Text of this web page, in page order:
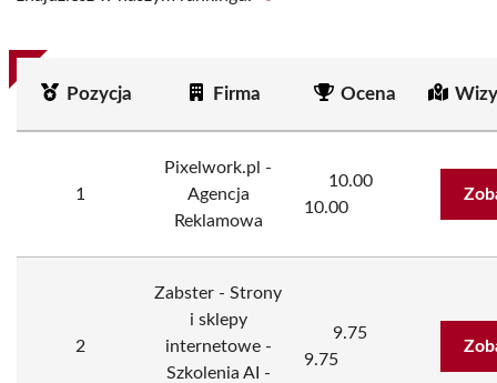
Pozycja Firma Ocena
1
Pixelwork.pl -
Agencja
Reklamowa
10.00
10.00
2
Zabster - Strony
i sklepy
internetowe -
Szkolenia AI -
9.75
9.75